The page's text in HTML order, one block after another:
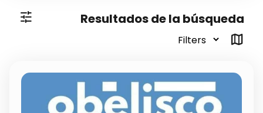
tune
Resultados de la búsqueda
map